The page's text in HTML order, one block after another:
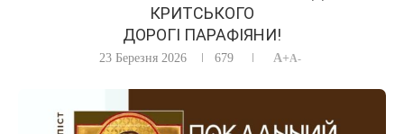
КРИТСЬКОГО
ДОРОГІ ПАРАФІЯНИ!
23 Березня 2026 679 A+A-